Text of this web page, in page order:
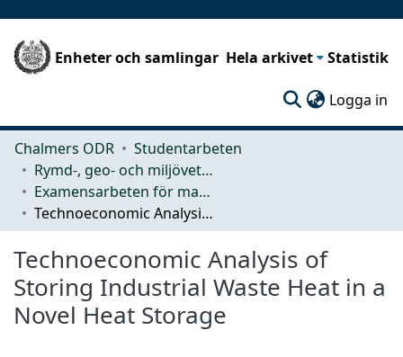
Enheter och samlingar Hela arkivet Statistik
Logga in
Chalmers ODR
Studentarbeten
Rymd-, geo- och miljövetenskap (SEE)
Examensarbeten för masterexamen
Technoeconomic Analysis of Storing Industrial Waste Heat in a Novel Heat Storage
Technoeconomic Analysis of
Storing Industrial Waste Heat in a
Novel Heat Storage